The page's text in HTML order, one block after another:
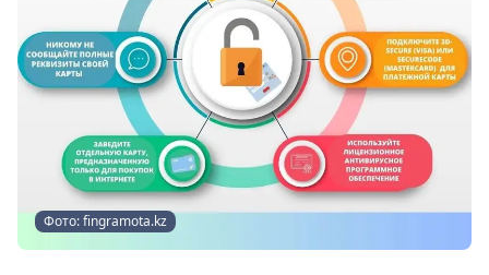
Фото: fingramota.kz